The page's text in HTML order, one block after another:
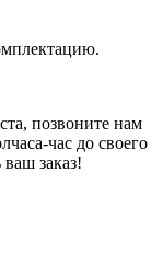
позвоните нам
час до своего
заказ!